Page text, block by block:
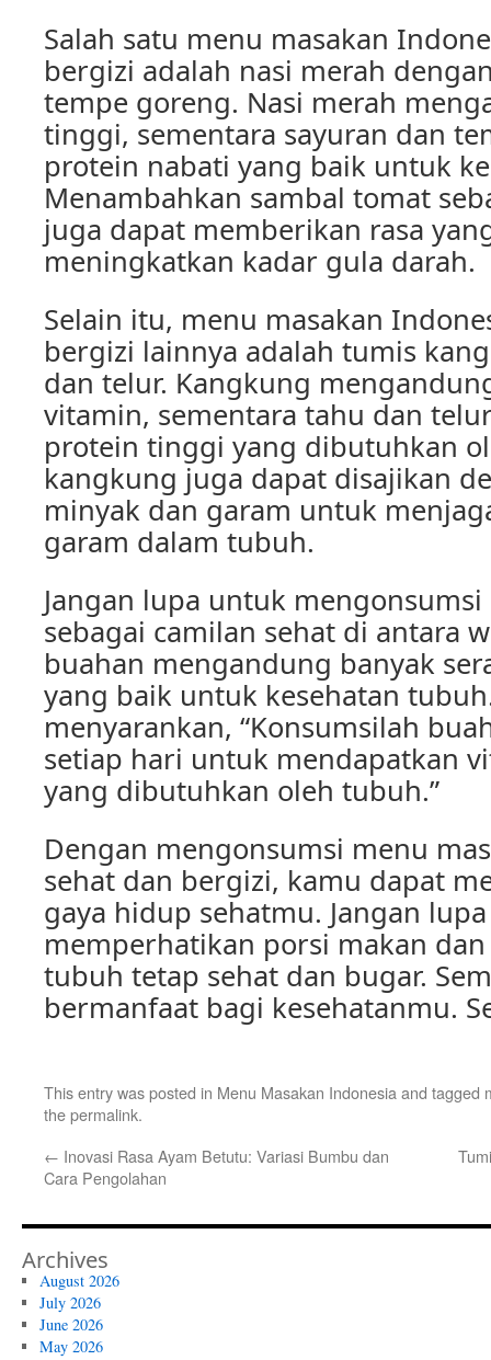
Salah satu menu masakan
bergizi adalah nasi merah
tempe goreng. Nasi merah
tinggi, sementara sayuran dan
protein nabati yang baik untuk
Menambahkan sambal tomat
juga dapat memberikan rasa
meningkatkan kadar gula darah.
Selain itu, menu masakan
bergizi lainnya adalah tumis
dan telur. Kangkung
vitamin, sementara tahu dan
protein tinggi yang dibutuhkan
kangkung juga dapat disajikan
minyak dan garam untuk
garam dalam tubuh.
Jangan lupa untuk
sebagai camilan sehat di antara
buahan mengandung banyak
yang baik untuk kesehatan
menyarankan, “Konsumsilah
setiap hari untuk mendapatkan
yang dibutuhkan oleh tubuh.”
Dengan mengonsumsi menu
sehat dan bergizi, kamu dapat
gaya hidup sehatmu. Jangan
memperhatikan porsi makan
tubuh tetap sehat dan bugar.
bermanfaat bagi kesehatanmu.
This entry was posted in Menu Masakan Indonesia and tagged
thepermalink.
← Inovasi Rasa Ayam Betutu: Variasi Bumbu dan
Cara Pengolahan
Archives
August 2026
July 2026
June 2026
May 2026